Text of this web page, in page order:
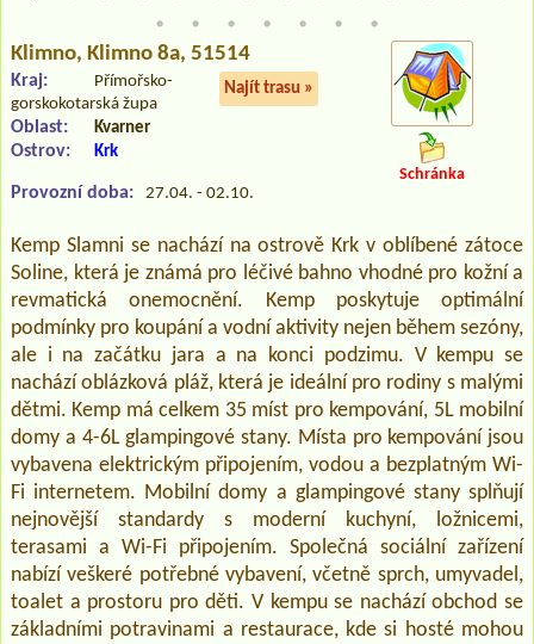
Klimno, Klimno 8a, 51514
Najít trasu »
Kraj:
Přímořsko-
gorskokotarská župa
Oblast: Kvarner
Ostrov: Krk
Provozní doba: 27.04. - 02.10.
Schránka
Kemp Slamni se nachází na ostrově Krk v oblíbené zátoce
Soline, která je známá pro léčivé bahno vhodné pro kožní a
revmatická onemocnění. Kemp poskytuje optimální
podmínky pro koupání a vodní aktivity nejen během sezóny,
ale i na začátku jara a na konci podzimu. V kempu se
nachází oblázková pláž, která je ideální pro rodiny s malými
dětmi. Kemp má celkem 35 míst pro kempování, 5L mobilní
domy a 4-6L glampingové stany. Místa pro kempování jsou
vybavena elektrickým připojením, vodou a bezplatným Wi-
Fi internetem. Mobilní domy a glampingové stany splňují
nejnovější standardy s moderní kuchyní, ložnicemi,
terasami a Wi-Fi připojením. Společná sociální zařízení
nabízí veškeré potřebné vybavení, včetně sprch, umyvadel,
toalet a prostoru pro děti. V kempu se nachází obchod se
základními potravinami a restaurace, kde si hosté mohou